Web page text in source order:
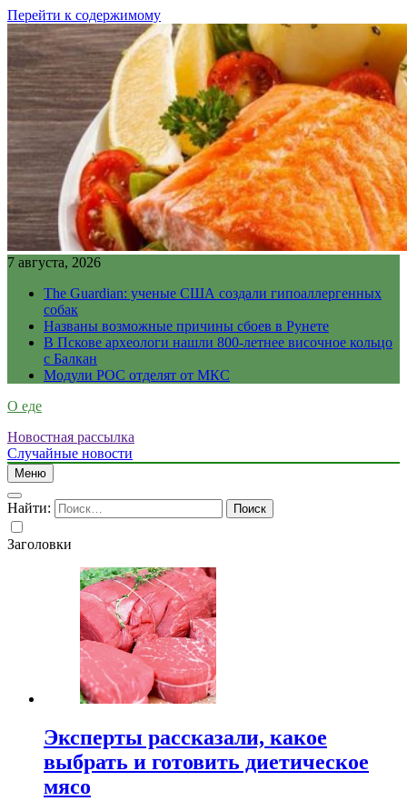
Перейти к содержимому
7 августа, 2026
The Guardian: ученые США создали гипоаллергенных
собак
Названы возможные причины сбоев в Рунете
В Пскове археологи нашли 800-летнее височное кольцо
с Балкан
Модули РОС отделят от МКС
О еде
Новостная рассылка
Случайные новости
Меню
Найти:
Заголовки
Эксперты рассказали, какое
выбрать и готовить диетическое
мясо